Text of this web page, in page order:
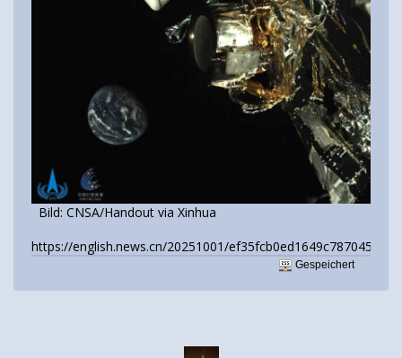
Bild: CNSA/Handout via Xinhua
https://english.news.cn/20251001/
Gespeichert